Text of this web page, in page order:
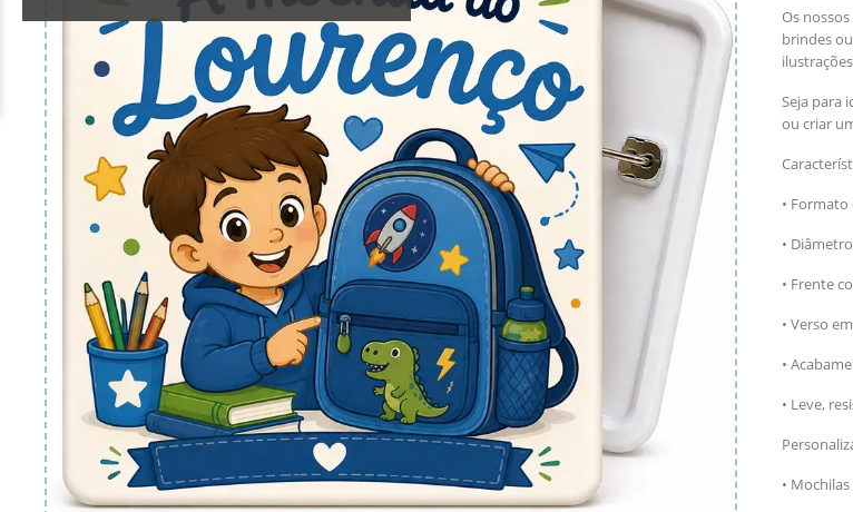
Os
brindes
Seja para
ou criar
•
•
• Frente
• Verso
•
• Leve,
•